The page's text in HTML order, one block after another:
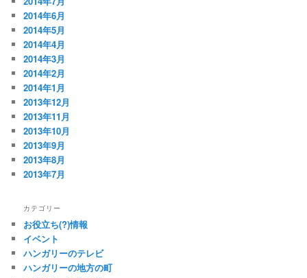
2014年6月
2014年5月
2014年4月
2014年3月
2014年2月
2014年1月
2013年12月
2013年11月
2013年10月
2013年9月
2013年8月
2013年7月
カテゴリー
お役立ち(?)情報
イベント
ハンガリーのテレビ
ハンガリーの地方の町